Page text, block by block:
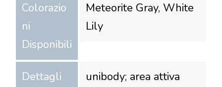
Colorazio
ni
Disponibili
Meteorite Gray, White
Lily
Dettagli
unibody; area attiva